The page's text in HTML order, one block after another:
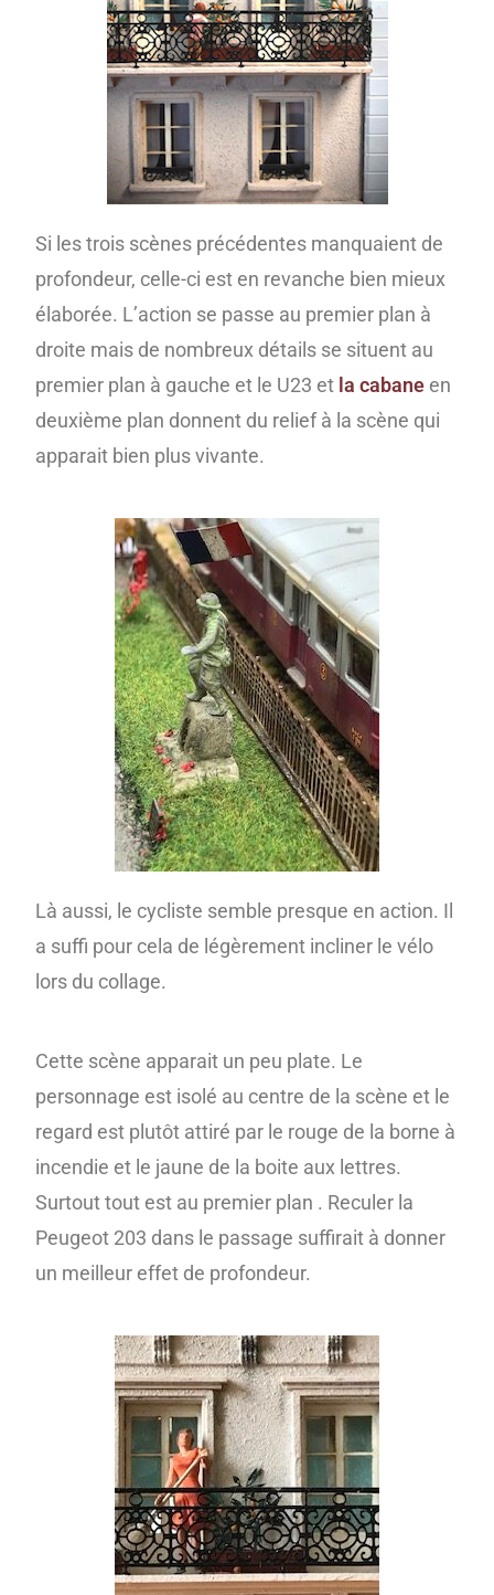
Si les trois scènes précédentes manquaient de
profondeur, celle-ci est en revanche bien mieux
élaborée. L’action se passe au premier plan à
droite mais de nombreux détails se situent au
premier plan à gauche et le U23 et la cabane en
deuxième plan donnent du relief à la scène qui
apparait bien plus vivante.
Là aussi, le cycliste semble presque en action. Il
a suffi pour cela de légèrement incliner le vélo
lors du collage.
Cette scène apparait un peu plate. Le
personnage est isolé au centre de la scène et le
regard est plutôt attiré par le rouge de la borne à
incendie et le jaune de la boite aux lettres.
Surtout tout est au premier plan . Reculer la
Peugeot 203 dans le passage suffirait à donner
un meilleur effet de profondeur.